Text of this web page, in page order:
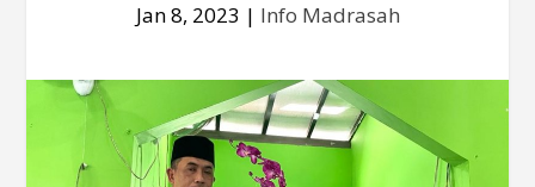
Jan 8, 2023 | Info Madrasah